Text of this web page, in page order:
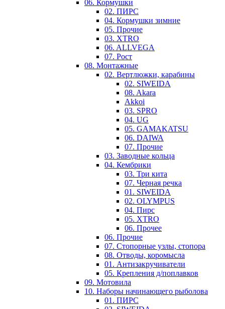
06. Кормушки
02. ПИРС
04. Кормушки зимние
05. Прочие
03. XTRO
06. ALLVEGA
07. Рост
08. Монтажные
02. Вертлюжки, карабины
02. SIWEIDA
08. Akara
Akkoi
03. SPRO
04. UG
05. GAMAKATSU
06. DAIWA
07. Прочие
03. Заводные кольца
04. Кембрики
03. Три кита
07. Черная речка
01. SIWEIDA
02. OLYMPUS
04. Пирс
05. XTRO
06. Прочее
06. Прочие
07. Стопорные узлы, стопора
08. Отводы, коромысла
01. Антизакручиватели
05. Крепления д/поплавков
09. Мотовила
10. Наборы начинающего рыболова
01. ПИРС